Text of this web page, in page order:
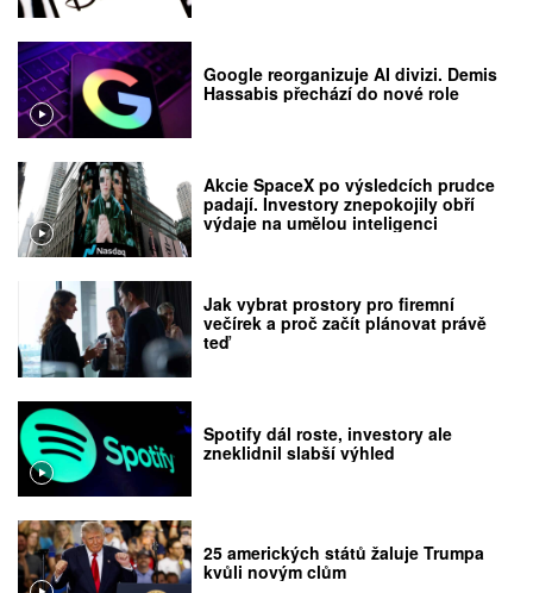
Google reorganizuje AI divizi. Demis
Hassabis přechází do nové role
Akcie SpaceX po výsledcích prudce
padají. Investory znepokojily obří
výdaje na umělou inteligenci
Jak vybrat prostory pro firemní
večírek a proč začít plánovat právě
teď
Spotify dál roste, investory ale
zneklidnil slabší výhled
25 amerických států žaluje Trumpa
kvůli novým clům